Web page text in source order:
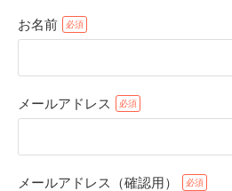
お名前
メールアドレス
メールアドレス（確認用）アプリで開く